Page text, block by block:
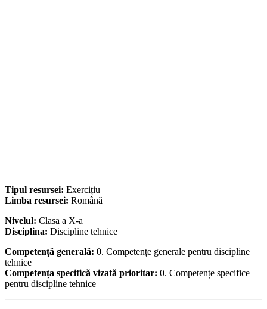
Tipul resursei: Exercițiu
Limba resursei: Română
Nivelul: Clasa a X-a
Disciplina: Discipline tehnice
Competență generală: 0. Competențe generale pentru discipline
tehnice
Competența specifică vizată prioritar: 0. Competențe specifice
pentru discipline tehnice